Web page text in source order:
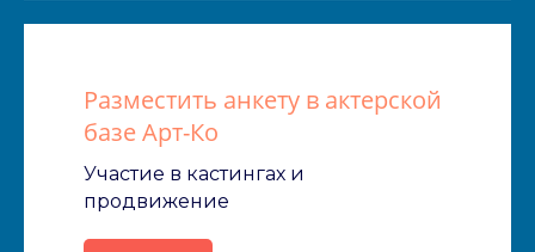
Разместить анкету в актерской
базе Арт-Ко
Участие в кастингах и
продвижение